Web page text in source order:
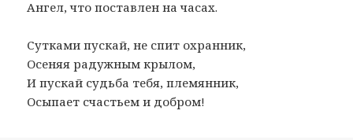
Ангел, что поставлен на часах.
Сутками пускай, не спит охранник,
Осеняя радужным крылом,
И пускай судьба тебя, племянник,
Осыпает счастьем и добром!